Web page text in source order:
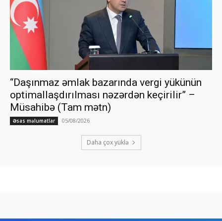
“Daşınmaz əmlak bazarında vergi yükünün
optimallaşdırılması nəzərdən keçirilir” –
Müsahibə (Tam mətn)
Əsas məlumatlar 05/08/2026
Daha çox yüklə